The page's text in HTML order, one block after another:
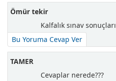
Ömür tekir
Kalfalık sınav sonuçları
Bu Yoruma Cevap Ver
TAMER
Cevaplar nerede???